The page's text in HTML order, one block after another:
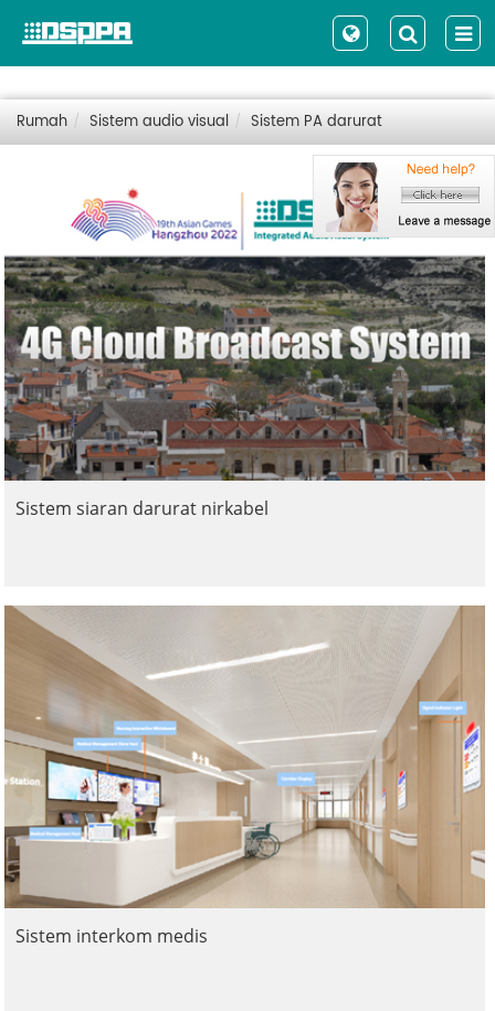
Rumah Sistem audio visual Sistem PA darurat
Sistem siaran darurat nirkabel
Sistem interkom medis